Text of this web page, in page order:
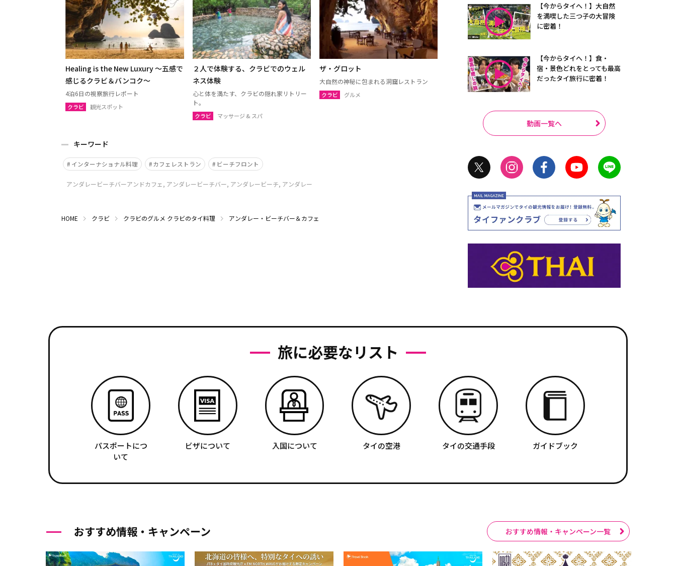
Healing is the New Luxury ～五感で
感じるクラビ＆バンコク～
4泊6日の視察旅行レポート
クラビ 観光スポット
２人で体験する、クラビでのウェル
ネス体験
心と体を満たす、クラビの隠れ家リトリー
ト。
クラビ マッサージ & スパ
ザ・グロット
大自然の神秘に包まれる洞窟レストラン
クラビ グルメ
キーワード
インターナショナル料理 カフェレストラン ビーチフロント
アンダレービーチバーアンドカフェ, アンダレービーチバー, アンダレービーチ, アンダレー
HOME クラビ クラビのグルメ クラビのタイ料理 アンダレー・ビーチバー＆カフェ
【今からタイへ！】大自然
を満喫した三つ子の大冒険
に密着！
【今からタイへ！】食・
宿・景色どれをとっても最高
だったタイ旅行に密着！
動画一覧へ
旅に必要なリスト
パスポートにつ
いて
ビザについて 入国について タイの空港 タイの交通手段 ガイドブック
おすすめ情報・キャンペーン おすすめ情報・キャンペーン一覧